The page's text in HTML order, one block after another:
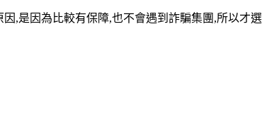
,是因為比較有保障,也不會遇到詐騙集團,所以才